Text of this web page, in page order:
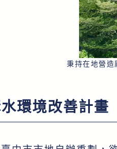
秉持在地營造
環境改善計畫